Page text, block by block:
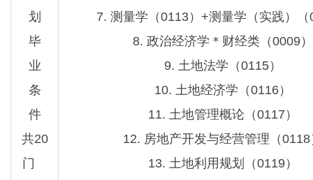
划
毕
业
条
件
共20
门
7. 测量学（0113）+测量学（实践）（
8. 政治经济学＊财经类（0009）
9. 土地法学（0115）
10. 土地经济学（0116）
11. 土地管理概论（0117）
12. 房地产开发与经营管理（0118
13. 土地利用规划（0119）